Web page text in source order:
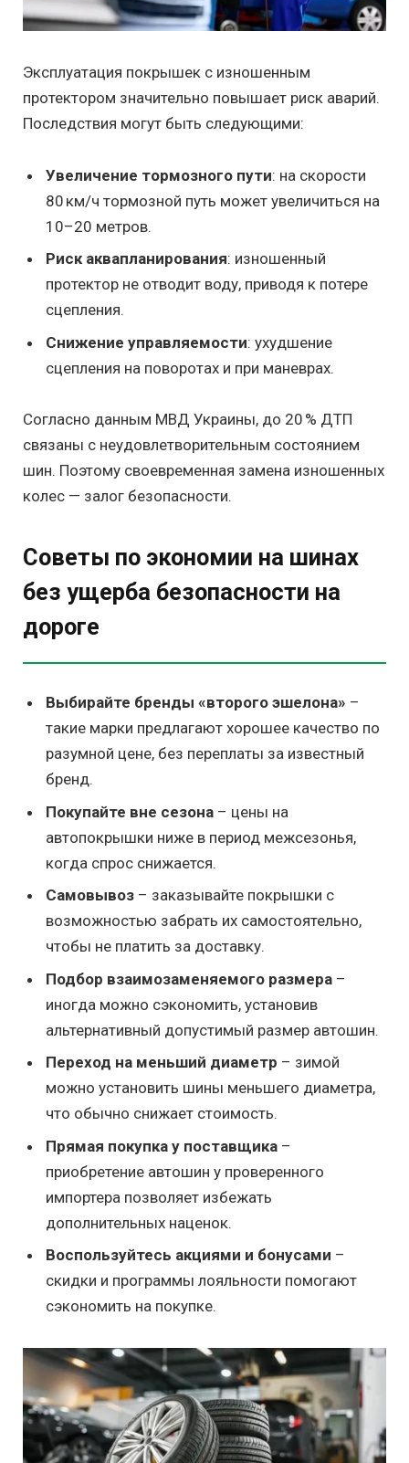
Эксплуатация покрышек с изношенным
протектором значительно повышает риск аварий.
Последствия могут быть следующими:
Увеличение тормозного пути: на скорости
80 км/ч тормозной путь может увеличиться на
10–20 метров.
Риск аквапланирования: изношенный
протектор не отводит воду, приводя к потере
сцепления.
Снижение управляемости: ухудшение
сцепления на поворотах и при маневрах.
Согласно данным МВД Украины, до 20 % ДТП
связаны с неудовлетворительным состоянием
шин. Поэтому своевременная замена изношенных
колес — залог безопасности.
Советы по экономии на шинах
без ущерба безопасности на
дороге
Выбирайте бренды «второго эшелона» –
такие марки предлагают хорошее качество по
разумной цене, без переплаты за известный
бренд.
Покупайте вне сезона – цены на
автопокрышки ниже в период межсезонья,
когда спрос снижается.
Самовывоз – заказывайте покрышки с
возможностью забрать их самостоятельно,
чтобы не платить за доставку.
Подбор взаимозаменяемого размера –
иногда можно сэкономить, установив
альтернативный допустимый размер автошин.
Переход на меньший диаметр – зимой
можно установить шины меньшего диаметра,
что обычно снижает стоимость.
Прямая покупка у поставщика –
приобретение автошин у проверенного
импортера позволяет избежать
дополнительных наценок.
Воспользуйтесь акциями и бонусами –
скидки и программы лояльности помогают
сэкономить на покупке.